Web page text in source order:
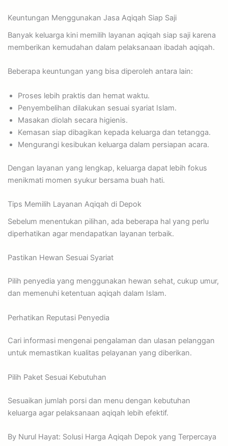
Keuntungan Menggunakan Jasa Aqiqah Siap Saji
Banyak keluarga kini memilih layanan aqiqah siap saji karena
memberikan kemudahan dalam pelaksanaan ibadah aqiqah.
Beberapa keuntungan yang bisa diperoleh antara lain:
Proses lebih praktis dan hemat waktu.
Penyembelihan dilakukan sesuai syariat Islam.
Masakan diolah secara higienis.
Kemasan siap dibagikan kepada keluarga dan tetangga.
Mengurangi kesibukan keluarga dalam persiapan acara.
Dengan layanan yang lengkap, keluarga dapat lebih fokus
menikmati momen syukur bersama buah hati.
Tips Memilih Layanan Aqiqah di Depok
Sebelum menentukan pilihan, ada beberapa hal yang perlu
diperhatikan agar mendapatkan layanan terbaik.
Pastikan Hewan Sesuai Syariat
Pilih penyedia yang menggunakan hewan sehat, cukup umur,
dan memenuhi ketentuan aqiqah dalam Islam.
Perhatikan Reputasi Penyedia
Cari informasi mengenai pengalaman dan ulasan pelanggan
untuk memastikan kualitas pelayanan yang diberikan.
Pilih Paket Sesuai Kebutuhan
Sesuaikan jumlah porsi dan menu dengan kebutuhan
keluarga agar pelaksanaan aqiqah lebih efektif.
By Nurul Hayat: Solusi Harga Aqiqah Depok yang Terpercaya